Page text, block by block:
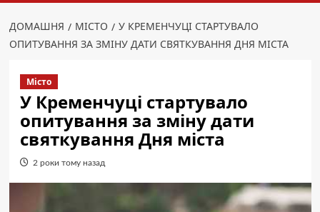
ДОМАШНЯ МІСТО
У КРЕМЕНЧУЦІ СТАРТУВАЛО
ОПИТУВАННЯ ЗА ЗМІНУ ДАТИ СВЯТКУВАННЯ ДНЯ МІСТА
Місто
У Кременчуці стартувало
опитування за зміну дати
святкування Дня міста
2 роки тому назад